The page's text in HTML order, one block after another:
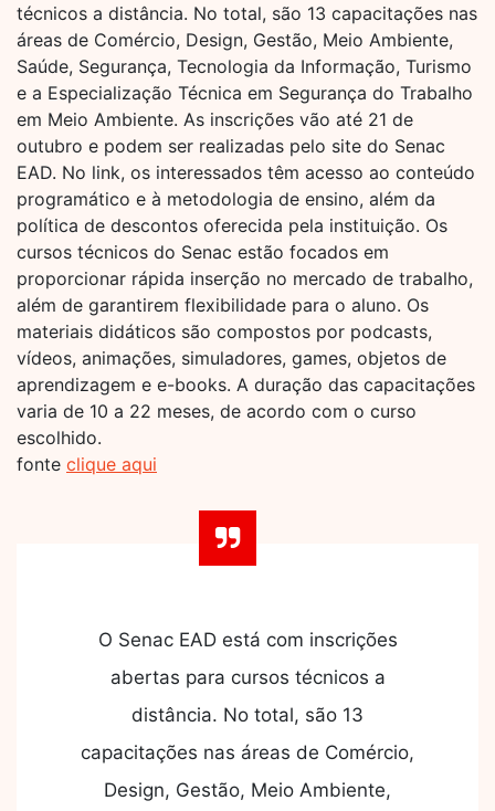
técnicos a distância. No total, são 13 capacitações nas
áreas de Comércio, Design, Gestão, Meio Ambiente,
Saúde, Segurança, Tecnologia da Informação, Turismo
e a Especialização Técnica em Segurança do Trabalho
em Meio Ambiente. As inscrições vão até 21 de
outubro e podem ser realizadas pelo site do Senac
EAD. No link, os interessados têm acesso ao conteúdo
programático e à metodologia de ensino, além da
política de descontos oferecida pela instituição. Os
cursos técnicos do Senac estão focados em
proporcionar rápida inserção no mercado de trabalho,
além de garantirem flexibilidade para o aluno. Os
materiais didáticos são compostos por podcasts,
vídeos, animações, simuladores, games, objetos de
aprendizagem e e-books. A duração das capacitações
varia de 10 a 22 meses, de acordo com o curso
escolhido.
fonte clique aqui
O Senac EAD está com inscrições
abertas para cursos técnicos a
distância. No total, são 13
capacitações nas áreas de Comércio,
Design, Gestão, Meio Ambiente,